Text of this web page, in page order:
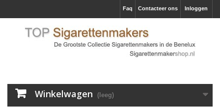
Inloggen
Contacteer ons
Faq
Winkelwagen (leeg)